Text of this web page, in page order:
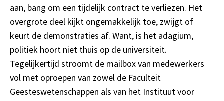
aan, bang om een tijdelijk contract te verliezen. Het
overgrote deel kijkt ongemakkelijk toe, zwijgt of
keurt de demonstraties af. Want, is het adagium,
politiek hoort niet thuis op de universiteit.
Tegelijkertijd stroomt de mailbox van medewerkers
vol met oproepen van zowel de Faculteit
Geesteswetenschappen als van het Instituut voor